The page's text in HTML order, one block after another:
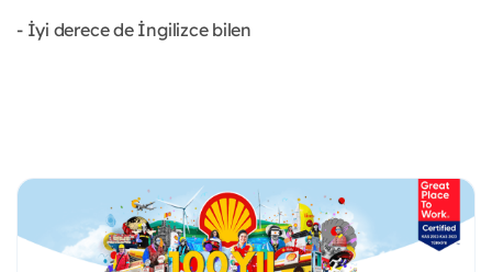
- İyi derece de İngilizce bilen